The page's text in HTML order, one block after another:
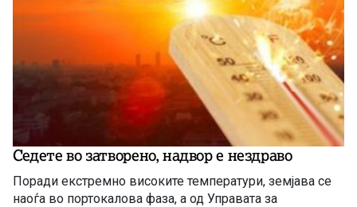
Седете во затворено, надвор е нездраво
Поради екстремно високите температури, земјава се
наоѓа во портокалова фаза, а од Управата за